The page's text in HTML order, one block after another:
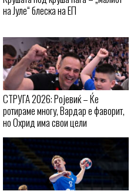
на Јуле“ блеска на ЕП
СТРУГА 2026: Ројевиќ – Ќе
ротираме многу, Вардар е фаворит,
но Охрид има свои цели